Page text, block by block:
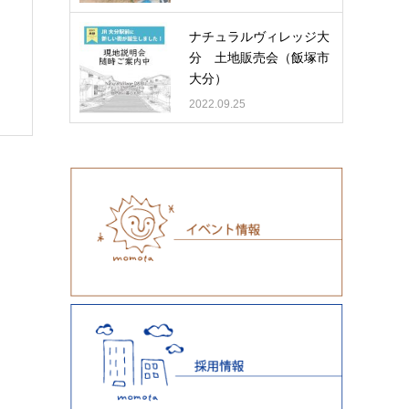
ナチュラルヴィレッジ大
分 土地販売会（飯塚市
大分）
2022.09.25